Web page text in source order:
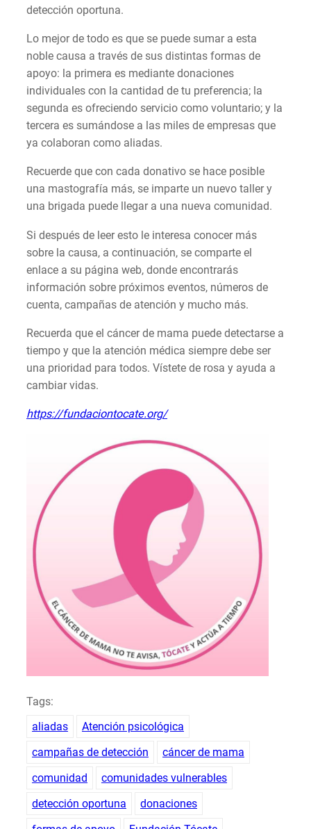
detección oportuna.
Lo mejor de todo es que se puede sumar a esta
noble causa a través de sus distintas formas de
apoyo: la primera es mediante donaciones
individuales con la cantidad de tu preferencia; la
segunda es ofreciendo servicio como voluntario; y la
tercera es sumándose a las miles de empresas que
ya colaboran como aliadas.
Recuerde que con cada donativo se hace posible
una mastografía más, se imparte un nuevo taller y
una brigada puede llegar a una nueva comunidad.
Si después de leer esto le interesa conocer más
sobre la causa, a continuación, se comparte el
enlace a su página web, donde encontrarás
información sobre próximos eventos, números de
cuenta, campañas de atención y mucho más.
Recuerda que el cáncer de mama puede detectarse a
tiempo y que la atención médica siempre debe ser
una prioridad para todos. Vístete de rosa y ayuda a
cambiar vidas.
https://fundaciontocate.org/
Tags:
aliadas
Atención psicológica
campañas de detección
cáncer de mama
comunidad
comunidades vulnerables
detección oportuna
donaciones